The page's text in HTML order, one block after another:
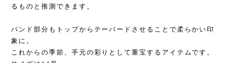
るものと推測できます。
バンド部分もトップからテーパードさせることで柔らかい印
象に。
これからの季節、手元の彩りとして重宝するアイテムです。